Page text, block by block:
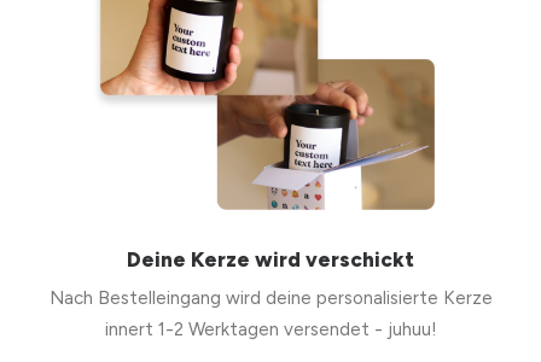
Deine Kerze wird verschickt
Nach Bestelleingang wird deine personalisierte Kerze
innert 1-2 Werktagen versendet - juhuu!